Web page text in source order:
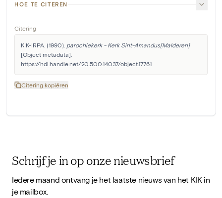
HOE TE CITEREN
Citering
KIK-IRPA. (1990). parochiekerk - Kerk Sint-Amandus[Malderen]
[Object metadata].
https://hdl.handle.net/20.500.14037/object.17761
Citering kopiëren
Schrijf je in op onze nieuwsbrief
Iedere maand ontvang je het laatste nieuws van het KIK in
je mailbox.